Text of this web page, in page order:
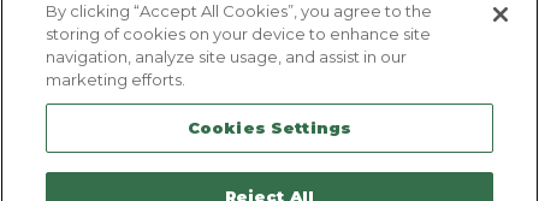
Cookie Policy
Legal Notice
Sitemap
Contactez-nous
By clicking “Accept All Cookies”, you agree to the
storing of cookies on your device to enhance site
navigation, analyze site usage, and assist in our
marketing efforts.
Cookies Settings
Reject All